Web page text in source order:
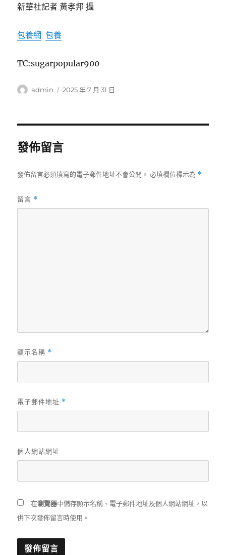
新華社記者 黃孝邦 攝
包養網 包養
TC:sugarpopular900
作
admin
發
2025 年 7 月 31 日
發佈留言
發佈留言必須填寫的電子郵件地址不會公開。 必填欄位標示為 *
留言 *
顯示名稱 *
電子郵件地址 *
個人網站網址
在瀏覽器中儲存顯示名稱、電子郵件地址及個人網站網址，以
供下次發佈留言時使用。